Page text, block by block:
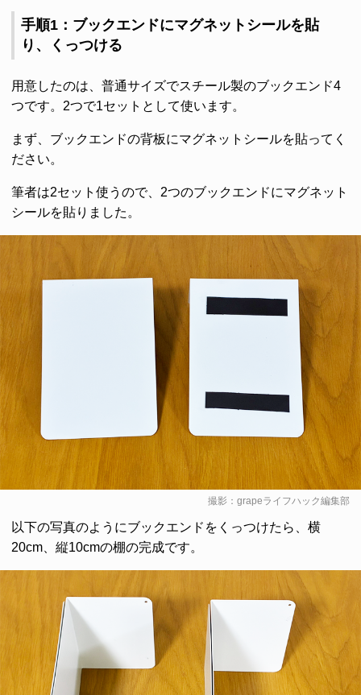
手順1：ブックエンドにマグネットシールを貼
り、くっつける
用意したのは、普通サイズでスチール製のブックエンド4
つです。2つで1セットとして使います。
まず、ブックエンドの背板にマグネットシールを貼ってく
ださい。
筆者は2セット使うので、2つのブックエンドにマグネット
シールを貼りました。
撮影：grapeライフハック編集部
以下の写真のようにブックエンドをくっつけたら、横
20cm、縦10cmの棚の完成です。